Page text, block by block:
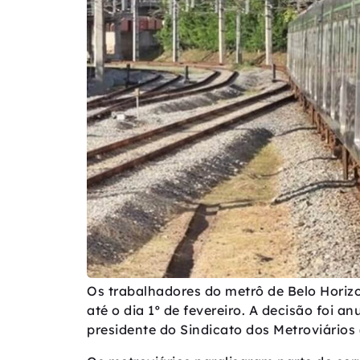
Os trabalhadores do metrô de Belo
até o dia 1º de fevereiro. A decisão foi
presidente do Sindicato dos